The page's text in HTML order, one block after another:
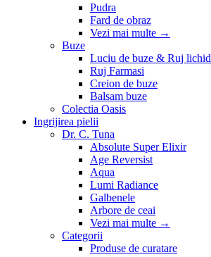
Pudra
Fard de obraz
Vezi mai multe →
Buze
Luciu de buze & Ruj lichid
Ruj Farmasi
Creion de buze
Balsam buze
Colectia Oasis
Ingrijirea pielii
Dr. C. Tuna
Absolute Super Elixir
Age Reversist
Aqua
Lumi Radiance
Galbenele
Arbore de ceai
Vezi mai multe →
Categorii
Produse de curatare